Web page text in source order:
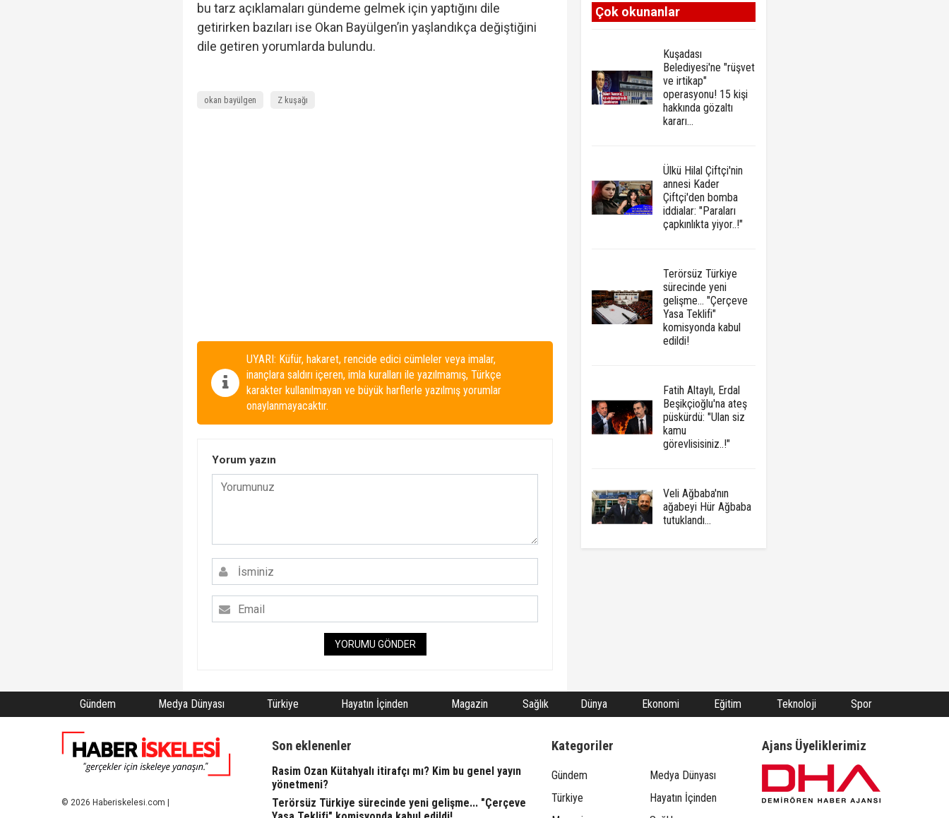
bu tarz açıklamaları gündeme gelmek için yaptığını dile
getirirken bazıları ise Okan Bayülgen’in yaşlandıkça değiştiğini
dile getiren yorumlarda bulundu.
okan bayülgen Z kuşağı
UYARI: Küfür, hakaret, rencide edici cümleler veya imalar,
inançlara saldırı içeren, imla kuralları ile yazılmamış, Türkçe
karakter kullanılmayan ve büyük harflerle yazılmış yorumlar
onaylanmayacaktır.
Yorum yazın
YORUMU GÖNDER
Çok okunanlar
Kuşadası
Belediyesi'ne "rüşvet
ve irtikap"
operasyonu! 15 kişi
hakkında gözaltı
kararı...
Ülkü Hilal Çiftçi'nin
annesi Kader
Çiftçi'den bomba
iddialar: "Paraları
çapkınlıkta yiyor..!"
Terörsüz Türkiye
sürecinde yeni
gelişme... "Çerçeve
Yasa Teklifi"
komisyonda kabul
edildi!
Fatih Altaylı, Erdal
Beşikçioğlu'na ateş
püskürdü: "Ulan siz
kamu
görevlisisiniz..!"
Veli Ağbaba'nın
ağabeyi Hür Ağbaba
tutuklandı...
Gündem Medya Dünyası Türkiye Hayatın İçinden Magazin Sağlık Dünya Ekonomi Eğitim Teknoloji Spor
© 2026 Haberiskelesi.com |
Son eklenenler
Rasim Ozan Kütahyalı itirafçı mı? Kim bu genel yayın
yönetmeni?
Terörsüz Türkiye sürecinde yeni gelişme... "Çerçeve
Kategoriler
Gündem
Medya Dünyası
Türkiye
Hayatın İçinden
Ajans Üyeliklerimiz